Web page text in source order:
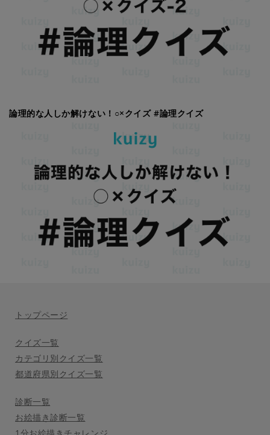
論理的な人しか解けない！○×クイズ #論理クイズ
トップページ
クイズ一覧
カテゴリ別クイズ一覧
都道府県別クイズ一覧
診断一覧
お絵描き診断一覧